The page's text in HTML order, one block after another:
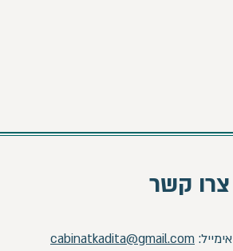
צרו קשר
אימייל: cabinatkadita@gmail.com